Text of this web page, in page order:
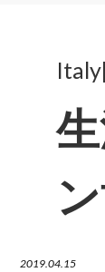
2019.04.15